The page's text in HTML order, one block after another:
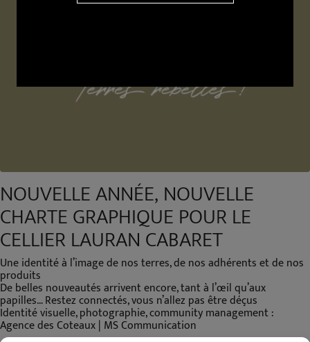
NOUVELLE ANNÉE, NOUVELLE
CHARTE GRAPHIQUE POUR LE
CELLIER LAURAN CABARET
Une identité à l’image de nos terres, de nos adhérents et de nos
produits
De belles nouveautés arrivent encore, tant à l’œil qu’aux
papilles… Restez connectés, vous n’allez pas être déçus
Identité visuelle, photographie, community management :
Agence des Coteaux | MS Communication